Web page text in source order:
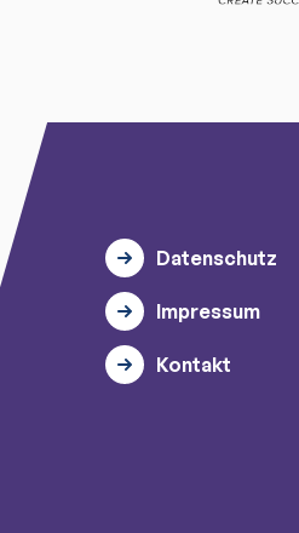
Datenschutz
Impressum
Kontakt